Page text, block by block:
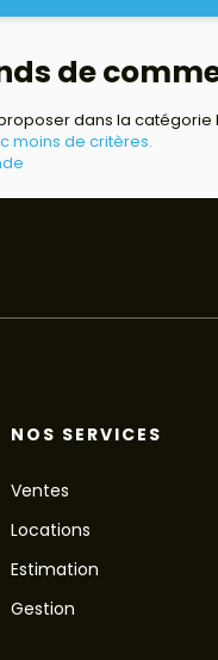
de
dans la catégorie
moins de critères.
NOS SERVICES
Ventes
Locations
Estimation
Gestion